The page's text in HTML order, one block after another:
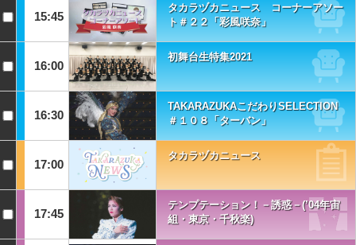
15:45
タカラヅカニュース コーナーアソー
ト＃２２「彩風咲奈」
16:00
初舞台生特集2021
16:30
TAKARAZUKAこだわりSELECTION
＃１０８「ターバン」
17:00
タカラヅカニュース
17:45
テンプテーション！－誘惑－(’04年宙
組・東京・千秋楽)